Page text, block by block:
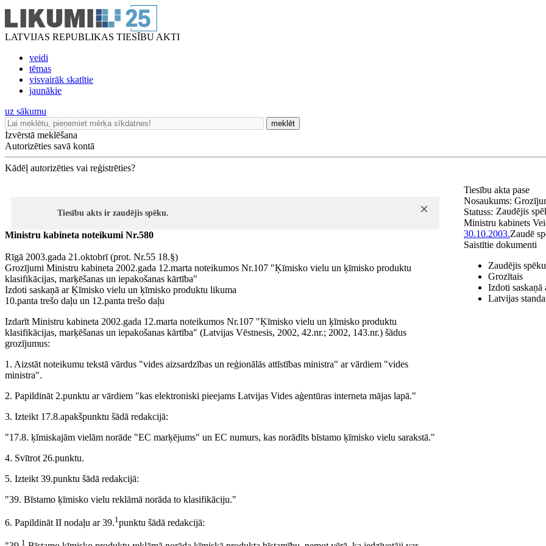
LATVIJAS REPUBLIKAS TIESĪBU AKTI
veidi
tēmas
visvairāk skatītie
jaunākie
uz sākumu
meklēt
Izvērstā meklēšana
Autorizēties savā kontā
Kādēļ autorizēties vai reģistrēties?
Tiesību akts ir zaudējis spēku.
Ministru kabineta noteikumi Nr.580
Rīgā 2003.gada 21.oktobrī (prot. Nr.55 18.§)
Grozījumi Ministru kabineta 2002.gada 12.marta noteikumos Nr.107 "Ķīmisko vielu un ķīmisko produktu
klasifikācijas, marķēšanas un iepakošanas kārtība"
Izdoti saskaņā ar Ķīmisko vielu un ķīmisko produktu likuma
10.panta trešo daļu un 12.panta trešo daļu
Izdarīt Ministru kabineta 2002.gada 12.marta noteikumos Nr.107 "Ķīmisko vielu un ķīmisko produktu
klasifikācijas, marķēšanas un iepakošanas kārtība" (Latvijas Vēstnesis, 2002, 42.nr.; 2002, 143.nr.) šādus
grozījumus:
1. Aizstāt noteikumu tekstā vārdus "vides aizsardzības un reģionālās attīstības ministra" ar vārdiem "vides
ministra".
2. Papildināt 2.punktu ar vārdiem "kas elektroniski pieejams Latvijas Vides aģentūras interneta mājas lapā."
3. Izteikt 17.8.apakšpunktu šādā redakcijā:
"17.8. ķīmiskajām vielām norāde "EC marķējums" un EC numurs, kas norādīts bīstamo ķīmisko vielu sarakstā."
4. Svītrot 26.punktu.
5. Izteikt 39.punktu šādā redakcijā:
"39. Bīstamo ķīmisko vielu reklāmā norāda to klasifikāciju."
6. Papildināt II nodaļu ar 39.1punktu šādā redakcijā:
1
Tiesību akta pase
Nosaukums:
Statuss: Zaudējis
Ministru kabinets
30.10.2003.Zaudē
Saistītie dokumenti
Zaudējis
Grozītais
Izdoti saskaņā
Latvijas